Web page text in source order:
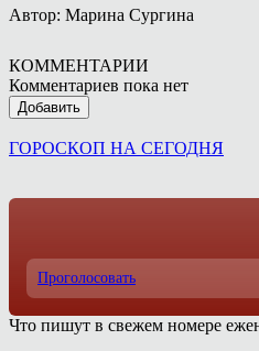
Автор: Марина Сургина
КОММЕНТАРИИ
Комментариев пока нет
Добавить
ГОРОСКОП НА СЕГОДНЯ
Проголосовать
Что пишут в свежем номере